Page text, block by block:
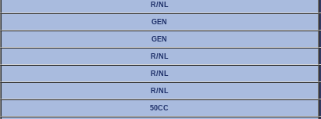
R/NL
GEN
GEN
R/NL
R/NL
R/NL
50CC